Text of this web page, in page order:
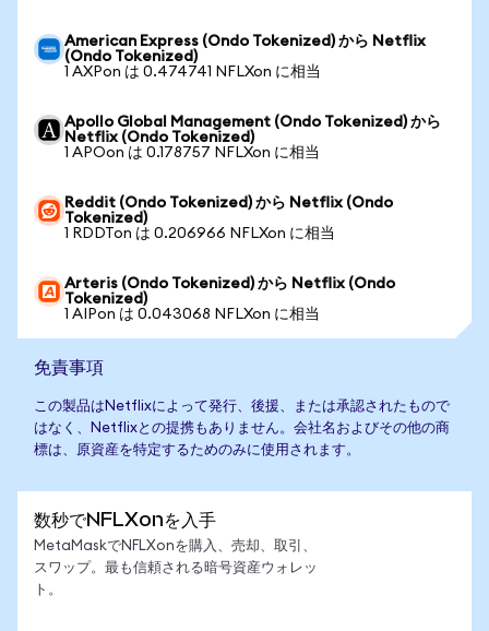
American Express (Ondo Tokenized) から Netflix
(Ondo Tokenized)
1 AXPon は 0.474741 NFLXon に相当
Apollo Global Management (Ondo Tokenized) から
Netflix (Ondo Tokenized)
1 APOon は 0.178757 NFLXon に相当
Reddit (Ondo Tokenized) から Netflix (Ondo
Tokenized)
1 RDDTon は 0.206966 NFLXon に相当
Arteris (Ondo Tokenized) から Netflix (Ondo
Tokenized)
1 AIPon は 0.043068 NFLXon に相当
免責事項
この製品はNetflixによって発行、後援、または承認されたもので
はなく、Netflixとの提携もありません。会社名およびその他の商
標は、原資産を特定するためのみに使用されます。
数秒でNFLXonを入手
MetaMaskでNFLXonを購入、売却、取引、
スワップ。最も信頼される暗号資産ウォレッ
ト。